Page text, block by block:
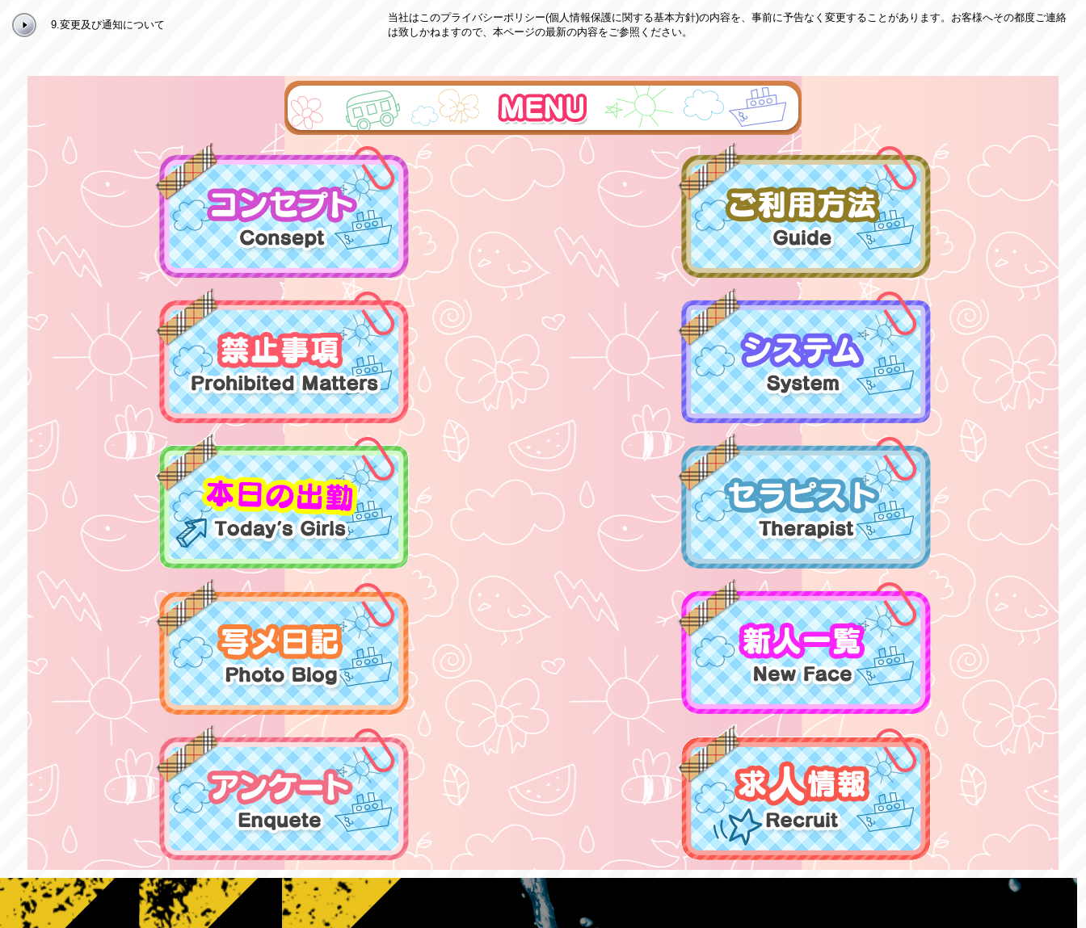
9.変更及び通知について
当社はこのプライバシーポリシー(個人情報保護に関する基本方針)の内容を、事前に予告なく変更することがあります。お客様へその都度ご連絡
は致しかねますので、本ページの最新の内容をご参照ください。